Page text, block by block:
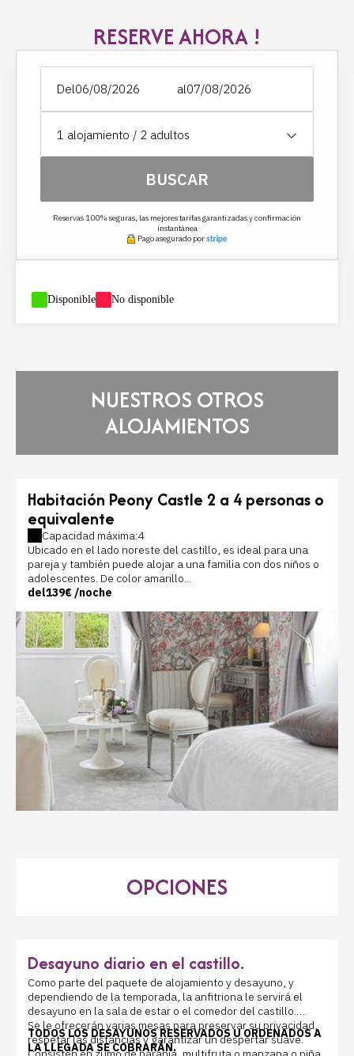
- Secador de pelo
- lavabo
- espejo de vanidad
- Secatoallas eléctrico en cada baño
- Albornoces y toallas
- Productos de bienvenida y set de higiene gratuitos
- inodoro y bidé separados
RESERVE AHORA !
Del al
1 alojamiento / 2 adultos
BUSCAR
Reservas 100% seguras, las mejores tarifas garantizadas y confirmación
instantánea
Pago asegurado por
Disponible No disponible
NUESTROS OTROS
ALOJAMIENTOS
Habitación Peony Castle 2 a 4 personas o
equivalente
Capacidad máxima:4
Ubicado en el lado noreste del castillo, es ideal para una
pareja y también puede alojar a una familia con dos niños o
adolescentes. De color amarillo...
del139€ /noche
OPCIONES
Desayuno diario en el castillo.
Como parte del paquete de alojamiento y desayuno, y
dependiendo de la temporada, la anfitriona le servirá el
desayuno en la sala de estar o el comedor del castillo.
Se le ofrecerán varias mesas para preservar su privacidad,
respetar las distancias y garantizar un despertar suave.
TODOS LOS DESAYUNOS RESERVADOS U ORDENADOS A
LA LLEGADA SE COBRARÁN.